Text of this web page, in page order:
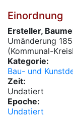
Einordnung
Ersteller,
Umänderung
(Kommunal-
Kategorie:
Bau- und
Zeit:
Undatiert
Epoche:
Undatiert